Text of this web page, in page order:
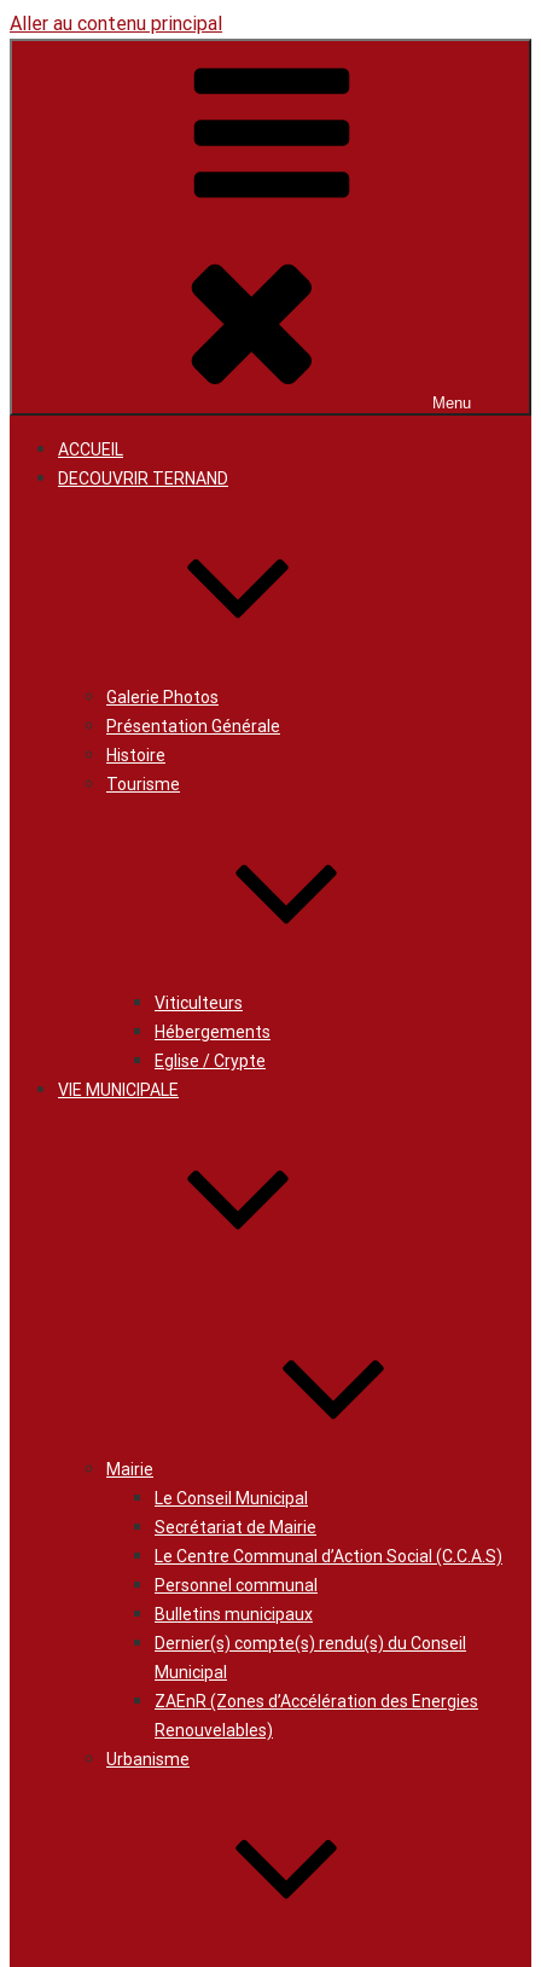
Aller au contenu principal
Menu
ACCUEIL
DECOUVRIR TERNAND
Galerie Photos
Présentation Générale
Histoire
Tourisme
Viticulteurs
Hébergements
Eglise / Crypte
VIE MUNICIPALE
Mairie
Le Conseil Municipal
Secrétariat de Mairie
Le Centre Communal d’Action Social (C.C.A.S)
Personnel communal
Bulletins municipaux
Dernier(s) compte(s) rendu(s) du Conseil
Municipal
ZAEnR (Zones d’Accélération des Energies
Renouvelables)
Urbanisme